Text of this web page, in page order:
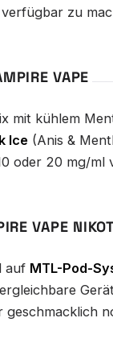
zu
VAPE
mit kühlem
Ice (Anis &
oder 20 mg/ml
VAPE
auf MTL-Pod-